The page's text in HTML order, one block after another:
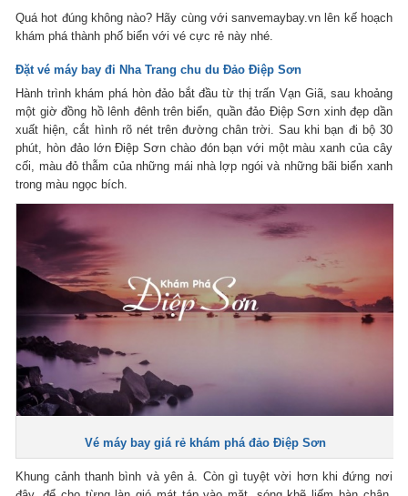
Quá hot đúng không nào? Hãy cùng với sanvemaybay.vn lên kế hoạch
khám phá thành phố biển với vé cực rẻ này nhé.
Đặt vé máy bay đi Nha Trang chu du Đảo Điệp Sơn
Hành trình khám phá hòn đảo bắt đầu từ thị trấn Vạn Giã, sau khoảng
một giờ đồng hồ lênh đênh trên biển, quần đảo Điệp Sơn xinh đẹp dần
xuất hiện, cắt hình rõ nét trên đường chân trời. Sau khi bạn đi bộ 30
phút, hòn đảo lớn Điệp Sơn chào đón bạn với một màu xanh của cây
cối, màu đỏ thẫm của những mái nhà lợp ngói và những bãi biển xanh
trong màu ngọc bích.
Vé máy bay giá rẻ khám phá đảo Điệp Sơn
Khung cảnh thanh bình và yên ả. Còn gì tuyệt vời hơn khi đứng nơi